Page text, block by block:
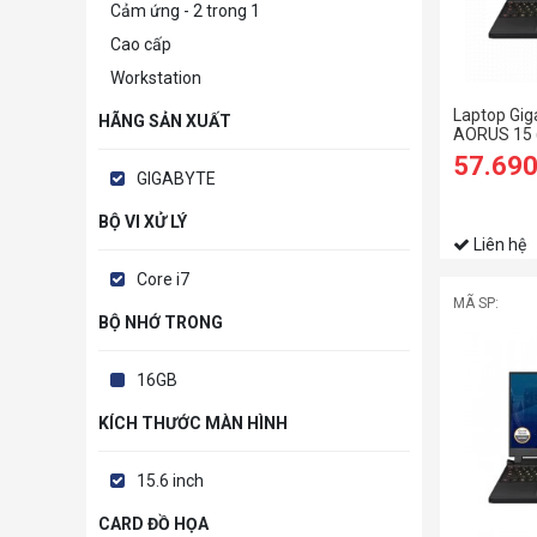
Cảm ứng - 2 trong 1
Cao cấp
Workstation
HÃNG SẢN XUẤT
GIGABYTE
BỘ VI XỬ LÝ
Core i7
BỘ NHỚ TRONG
16GB
KÍCH THƯỚC MÀN HÌNH
15.6 inch
CARD ĐỒ HỌA
Laptop
AORUS 15
(i7
SSD/
Liên hệ
MÃ SP: